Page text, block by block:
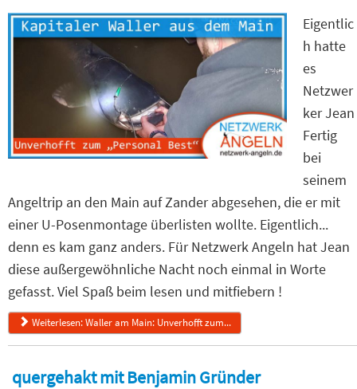
Eigentlic
h hatte
es
Netzwer
ker Jean
Fertig
bei
seinem
Angeltrip an den Main auf Zander abgesehen, die er mit
einer U-Posenmontage überlisten wollte. Eigentlich...
denn es kam ganz anders. Für Netzwerk Angeln hat Jean
diese außergewöhnliche Nacht noch einmal in Worte
gefasst. Viel Spaß beim lesen und mitfiebern !
Weiterlesen: Waller am Main: Unverhofft zum...
quergehakt mit Benjamin Gründer